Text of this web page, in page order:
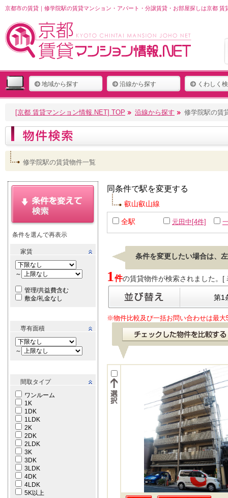
京都市の賃貸｜修学院駅の賃貸マンション・アパート・分譲賃貸・お部屋探しは京都 賃
地域から探す 沿線から探す くわしく
[京都 賃貸マンション情報.NET] TOP 沿線から探す 修学院駅の賃
修学院駅の賃貸物件一覧
条件を選んで再表示
家賃
～
管理/共益費含む
敷金/礼金なし
専有面積
～
間取タイプ
ワンルーム
1K
1DK
1LDK
2K
2DK
2LDK
3K
3DK
3LDK
4DK
4LDK
5K以上
同条件で駅を変更する
叡山叡山線
全駅 元田中[4件]
条件を変更したい場合は、
1件の賃貸物件が検索されました。[
第1
※物件比較及び一括お問い合わせは最大